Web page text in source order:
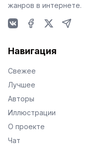
жанров в интернете.
Навигация
Свежее
Лучшее
Авторы
Иллюстрации
О проекте
Чат